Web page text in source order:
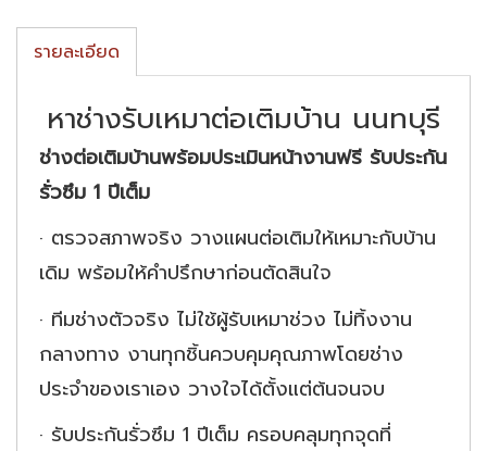
รายละเอียด
หาช่างรับเหมาต่อเติมบ้าน นนทบุรี
ช่างต่อเติมบ้านพร้อมประเมินหน้างานฟรี รับประกัน
รั่วซึม 1 ปีเต็ม
· ตรวจสภาพจริง วางแผนต่อเติมให้เหมาะกับบ้าน
เดิม พร้อมให้คำปรึกษาก่อนตัดสินใจ
· ทีมช่างตัวจริง ไม่ใช้ผู้รับเหมาช่วง ไม่ทิ้งงาน
กลางทาง งานทุกชิ้นควบคุมคุณภาพโดยช่าง
ประจำของเราเอง วางใจได้ตั้งแต่ต้นจนจบ
· รับประกันรั่วซึม 1 ปีเต็ม ครอบคลุมทุกจุดที่